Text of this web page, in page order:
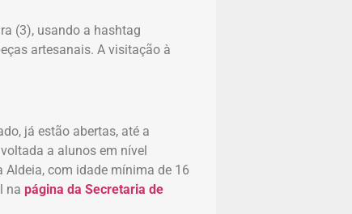
(3), usando a hashtag
artesanais. A visitação à
já estão abertas, até a
a alunos em nível
com idade mínima de 16
na página da Secretaria de